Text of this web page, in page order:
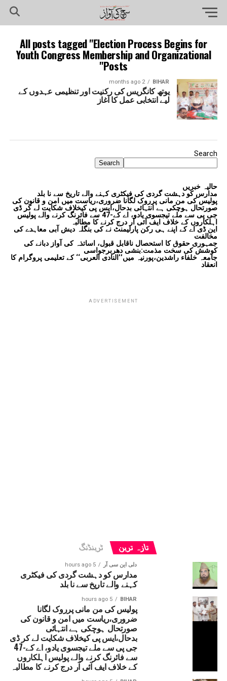
All posts tagged "Election Process Begins for
Youth Congress Membership and Organizational
Posts"
BIHAR
2 months ago
یوتھ کانگریس کی رکنیت اور تنظیمی عہدوں کے
لیے انتخابی عمل کا آغاز
Search
Search
حالیہ خبریں
مدارس کو دہشت گردی کی فیکٹری کہنے والے تاریخ سے نا بلد
پولیس کی من مانی پرروک لگانا ضروری،ریاست میں امن و قانون کی
صورتحال ہوچکی ہے انتہائی بدحال،ایس پی کیخلاف شکایت لے کر ڈی
جی پی سے ملے تیجسوی یادو، اے کے-47 سے فائرنگ کرنے والے پولیس
اہلکاروں کے خلاف ایف آئی آر درج کرنے کا مطالبہ
این ڈی اے کے اپنے ہی رکن پارلیمنٹ نے کی بنگلہ دیش آبی معاہدے کی
مخالفت
جمہوری حقوق کا استحصال ناقابل قبول، اساتذہ کی آواز دبانے کی
کوشش کی سخت مذمت:بنشی دھربرجواسی
جامعہ خلفاء راشدین،پورنیہ میں’’النادی العربی‘‘ کے تعلیمی پروگرام کا
انعقاد
ADVERTISEMENT
تازہ ترین ٹرینڈنگ
دلی این سی آر 5 hours ago
مدارس کو دہشت گردی کی فیکٹری
کہنے والے تاریخ سے نا بلد
BIHAR
5 hours ago
پولیس کی من مانی پرروک لگانا
ضروری،ریاست میں امن و قانون کی
صورتحال ہوچکی ہے انتہائی
بدحال،ایس پی کیخلاف شکایت لے کر ڈی
جی پی سے ملے تیجسوی یادو، اے کے-47
سے فائرنگ کرنے والے پولیس اہلکاروں
کے خلاف ایف آئی آر درج کرنے کا مطالبہ